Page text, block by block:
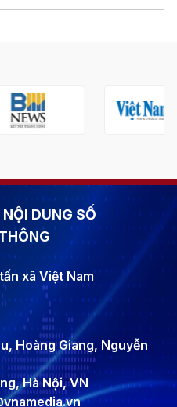
DUNG SỐ
xã Việt Nam
Hoàng Giang, Nguyễn
Hà Nội, VN